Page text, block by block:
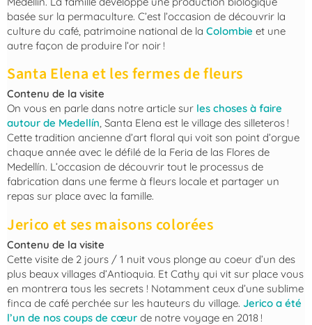
basée sur la permaculture. C’est l’occasion de découvrir la
culture du café, patrimoine national de la Colombie et une
autre façon de produire l’or noir !
Santa Elena et les fermes de fleurs
Contenu de la visite
On vous en parle dans notre article sur les choses à faire
autour de Medellín, Santa Elena est le village des silleteros !
Cette tradition ancienne d’art floral qui voit son point d’orgue
chaque année avec le défilé de la Feria de las Flores de
Medellín. L’occasion de découvrir tout le processus de
fabrication dans une ferme à fleurs locale et partager un
repas sur place avec la famille.
Jerico et ses maisons colorées
Contenu de la visite
Cette visite de 2 jours / 1 nuit vous plonge au coeur d’un des
plus beaux villages d’Antioquia. Et Cathy qui vit sur place vous
en montrera tous les secrets ! Notamment ceux d’une sublime
finca de café perchée sur les hauteurs du village. Jerico a été
l’un de nos coups de cœur de notre voyage en 2018 !